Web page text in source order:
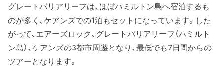
グレートバリアリーフは、ほぼハミルトン島へ宿泊するも
のが多く、ケアンズでの1泊もセットになっています。した
がって、エアーズロック、グレートバリアリーフ（ハミルト
ン島）、ケアンズの3都市周遊となり、最低でも7日間からの
ツアーとなります。